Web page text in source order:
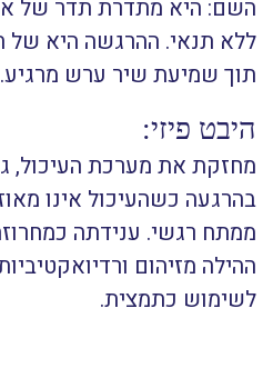
השם: היא מתדרת תדר של
ללא תנאי. ההרגשה היא של
תוך שמיעת שיר ערש מרגיע.
היבט פיזי:
מחזקת את מערכת העיכול,
בהרגעה כשהעיכול אינו
ממתח רגשי. ענידתה
ההילה מזיהום
לשימוש כתמצית.